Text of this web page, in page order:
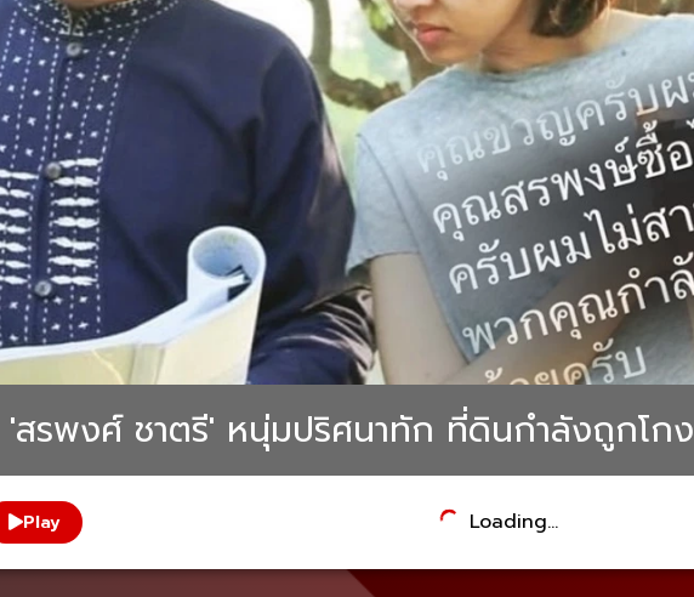
'สรพงศ์ ชาตรี' หนุ่มปริศนาทัก ที่ดินกำลังถูกโกง
Play Loading...